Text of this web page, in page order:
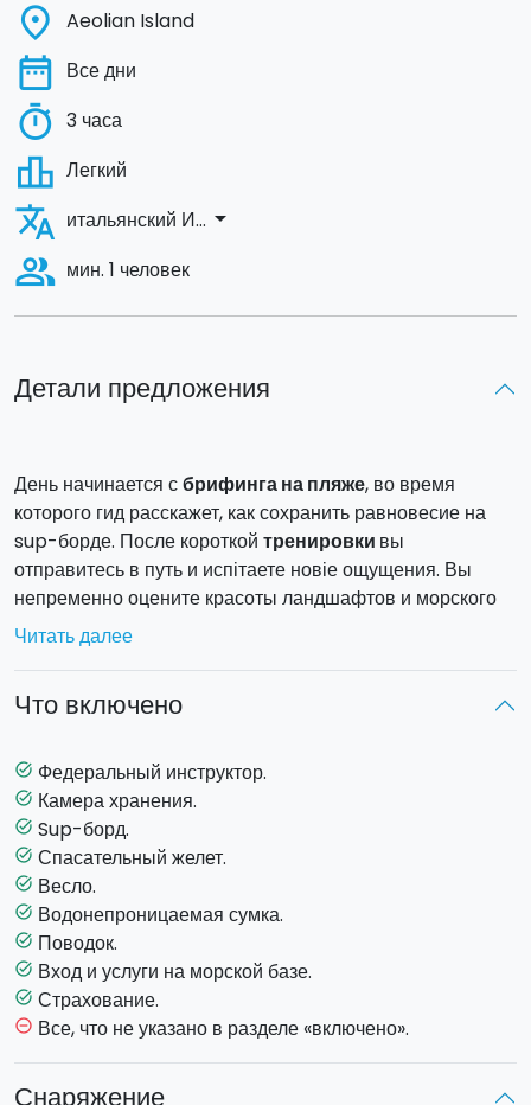
Детали предложения
День начинается сбрифинга на пляже, во время
которого гид расскажет, как сохранить равновесие на
sup-борде. После короткой тренировки вы
отправитесь в путь и испітаете новіе ощущения. Вы
непременно оцените красоты ландшафтов и морского
дна!
базы, вы обплывете Вулканелло в волшебной
18:30.
Читать далее
Что включено
task_alt Федеральный инструктор.
task_alt Камера хранения.
task_alt Sup-борд.
task_alt Спасательный желет.
task_alt Весло.
task_alt Водонепроницаемая сумка.
task_alt Поводок.
task_alt Вход и услуги на морской базе.
task_alt Страхование.
remove_circle_outline Все, что не указано в разделе «включено».
Снаряжение
place Aeolian Island
date_range Все дни
timer 3 часа
leaderboard Легкий
translate итальянский И... arrow_drop_down
people_alt мин. 1 человек